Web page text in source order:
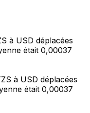
à USD déplacées
était 0,00037
à USD déplacées
était 0,00037